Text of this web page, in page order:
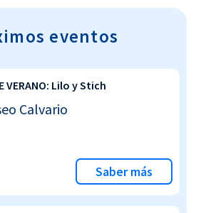
eventos
VERANO: Lilo y Stich
Calvario
Saber más